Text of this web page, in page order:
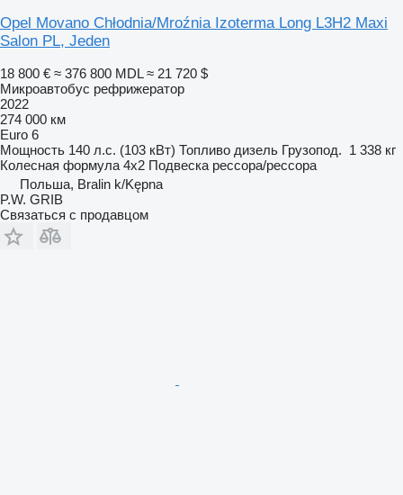
Opel Movano Chłodnia/Mroźnia Izoterma Long L3H2 Maxi
Salon PL, Jeden
18 800 € ≈ 376 800 MDL ≈ 21 720 $
Микроавтобус рефрижератор
2022
274 000 км
Euro 6
Мощность 140 л.с. (103 кВт) Топливо дизель Грузопод. 1 338 кг
Колесная формула 4x2 Подвеска рессора/рессора
Польша, Bralin k/Kępna
P.W. GRIB
Связаться с продавцом